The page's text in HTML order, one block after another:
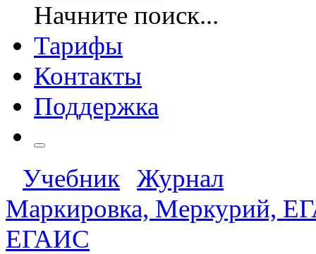
Начните поиск...
Тарифы
Контакты
Поддержка
Учебник
Журнал
Маркировка, Меркурий,
ЕГАИС